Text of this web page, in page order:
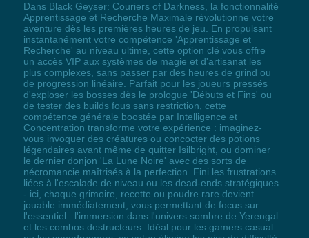
Dans Black Geyser: Couriers of Darkness, la fonctionnalité
Apprentissage et Recherche Maximale révolutionne votre
aventure dès les premières heures de jeu. En propulsant
instantanément votre compétence 'Apprentissage et
Recherche' au niveau ultime, cette option clé vous offre
un accès VIP aux systèmes de magie et d'artisanat les
plus complexes, sans passer par des heures de grind ou
de progression linéaire. Parfait pour les joueurs pressés
d'exploser les bosses dès le prologue 'Débuts et Fins' ou
de tester des builds fous sans restriction, cette
compétence générale boostée par Intelligence et
Concentration transforme votre expérience : imaginez-
vous invoquer des créatures ou concocter des potions
légendaires avant même de quitter Isilbright, ou dominer
le dernier donjon 'La Lune Noire' avec des sorts de
nécromancie maîtrisés à la perfection. Fini les frustrations
liées à l'escalade de niveau ou les dead-ends stratégiques
- ici, chaque grimoire, recette ou poudre rare devient
jouable immédiatement, vous permettant de focus sur
l'essentiel : l'immersion dans l'univers sombre de Yerengal
et les combos destructeurs. Idéal pour les gamers casual